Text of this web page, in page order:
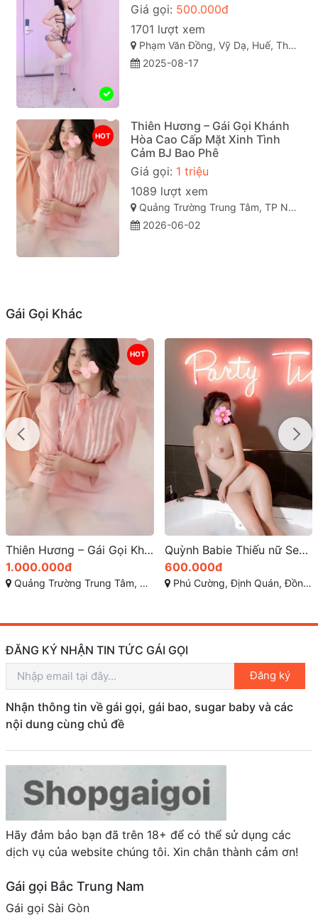
Giá gọi: 500.000đ
1701 lượt xem
Phạm Văn Đồng, Vỹ Dạ, Huế, Thừa Thiên Huế
2025-08-17
HOT
Thiên Hương – Gái Gọi Khánh
Hòa Cao Cấp Mặt Xinh Tình
Cảm BJ Bao Phê
Giá gọi: 1 triệu
1089 lượt xem
Quảng Trường Trung Tâm, TP Nha Trang, Khánh Hòa
2026-06-02
Gái Gọi Khác
HOT
Thiên Hương – Gái Gọi Khánh Hòa Cao Cấp Mặt Xinh Tình Cảm BJ Bao Phê
1.000.000đ
Quảng Trường Trung Tâm, TP Nha Trang, Khánh Hòa
Quỳnh Babie Thiếu nữ Sexy – Dáng xinh ngực đẹp
600.000đ
Phú Cường, Định Quán, Đồng Nai
ĐĂNG KÝ NHẬN TIN TỨC GÁI GỌI
Đăng ký
Nhận thông tin về gái gọi, gái bao, sugar baby và các
nội dung cùng chủ đề
Hãy đảm bảo bạn đã trên 18+ để có thể sử dụng các
dịch vụ của website chúng tôi. Xin chân thành cảm ơn!
Gái gọi Bắc Trung Nam
Gái gọi Sài Gòn